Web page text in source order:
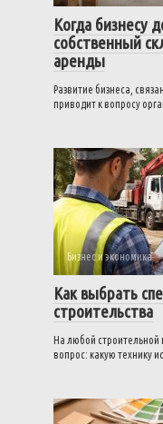
Когда бизнесу
собственный
аренды
Развитие бизнеса,
приводит к вопросу
Бизнес и экономика
Как выбрать
строительства
На любой строительной
вопрос: какую технику